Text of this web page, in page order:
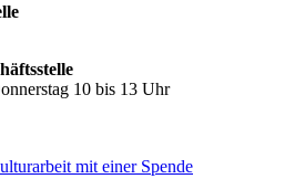
10 bis 13 Uhr
mit einer Spende